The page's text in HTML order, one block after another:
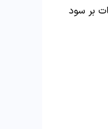
بر سود